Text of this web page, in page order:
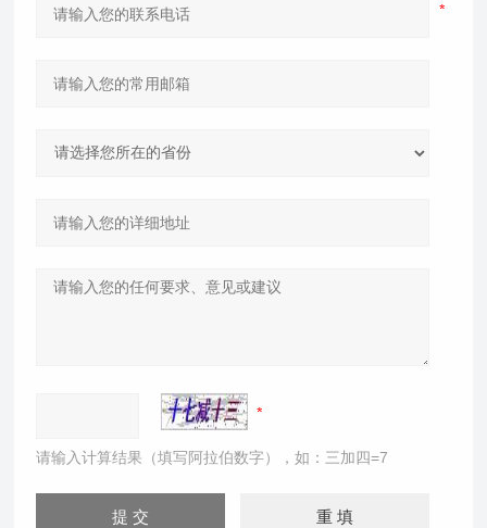
请输入计算结果（填写阿拉伯数字），如：三加四=7